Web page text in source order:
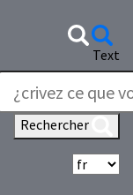
Text
Rechercher